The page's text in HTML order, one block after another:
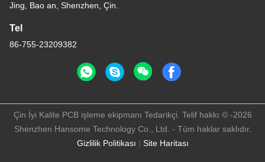
Jing, Bao an, Shenzhen, Çin.
Tel
86-755-23209382
Gizlilik Politikası | Site Haritası
Çin İyi Kalite PCB işleme ekipmanı Tedarikçi. Telif hakkı © -2026
Shenzhen Hansome Technology Co., Ltd. - Tüm haklar saklıdır.